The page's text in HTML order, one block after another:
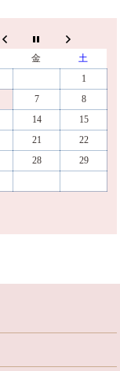
金
土
1
7
8
14
15
21
22
28
29